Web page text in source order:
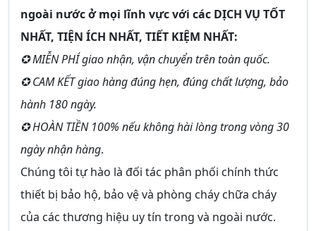
ngoài nước ở mọi lĩnh vực với các DỊCH VỤ TỐT
NHẤT, TIỆN ÍCH NHẤT, TIẾT KIỆM NHẤT:
✪ MIỄN PHÍ giao nhận, vận chuyển trên toàn quốc.
✪ CAM KẾT giao hàng đúng hẹn, đúng chất lượng, bảo
hành 180 ngày.
✪ HOÀN TIỀN 100% nếu không hài lòng trong vòng 30
ngày nhận hàng.
Chúng tôi tự hào là đối tác phân phối chính thức
thiết bị bảo hộ, bảo vệ và phòng cháy chữa cháy
của các thương hiệu uy tín trong và ngoài nước.